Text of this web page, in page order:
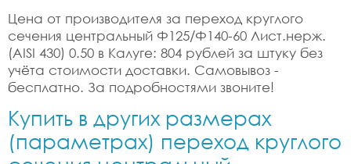
Цена от производителя за переход круглого
сечения центральный Ф125/Ф140-60 Лист.нерж.
(AISI 430) 0.50 в Калуге: 804 рублей за штуку без
учёта стоимости доставки. Самовывоз -
бесплатно. За подробностями звоните!
Купить в других размерах
(параметрах) переход круглого